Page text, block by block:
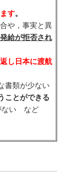
す。
や，事実と異
給が拒否され
し日本に渡航
書類が少ない
ことができる
ない など